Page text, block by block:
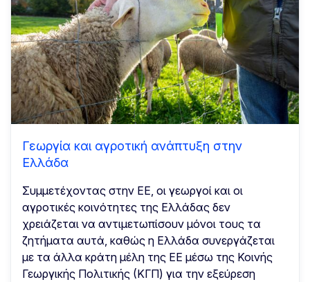
Γεωργία και αγροτική ανάπτυξη στην
Ελλάδα
Συμμετέχοντας στην ΕΕ, οι γεωργοί και οι
αγροτικές κοινότητες της Ελλάδας δεν
χρειάζεται να αντιμετωπίσουν μόνοι τους τα
ζητήματα αυτά, καθώς η Ελλάδα συνεργάζεται
με τα άλλα κράτη μέλη της ΕΕ μέσω της Κοινής
Γεωργικής Πολιτικής (ΚΓΠ) για την εξεύρεση